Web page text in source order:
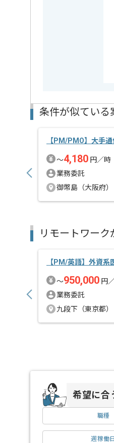
条件が似ている
【PM/PMO】大手
〜4,180 円／時
業務委託
御幣島（大阪府）
リモートワー
【PM/英語】外資
〜950,000 円
業務委託
九段下（東京都）
希望に合
職種
週稼働日